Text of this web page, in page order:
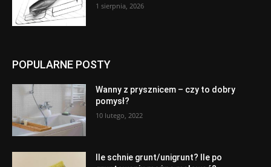
1 sierpnia, 2026
POPULARNE POSTY
Wanny z prysznicem – czy to dobry
pomysł?
10 lutego, 2022
Ile schnie grunt/unigrunt? Ile po